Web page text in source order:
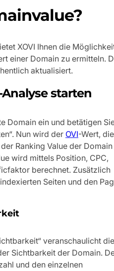
XOVI Ihnen die
einer Domain zu ermitteln.
aktualisiert.
Analyse starten
Domain ein und betätigen
Nun wird der OVI-Wert, die
Ranking Value der Domain
wird mittels Position, CPC,
berechnet. Zusätzlich
Seiten und den
veranschaulicht die
Sichtbarkeit der Domain.
und den einzelnen